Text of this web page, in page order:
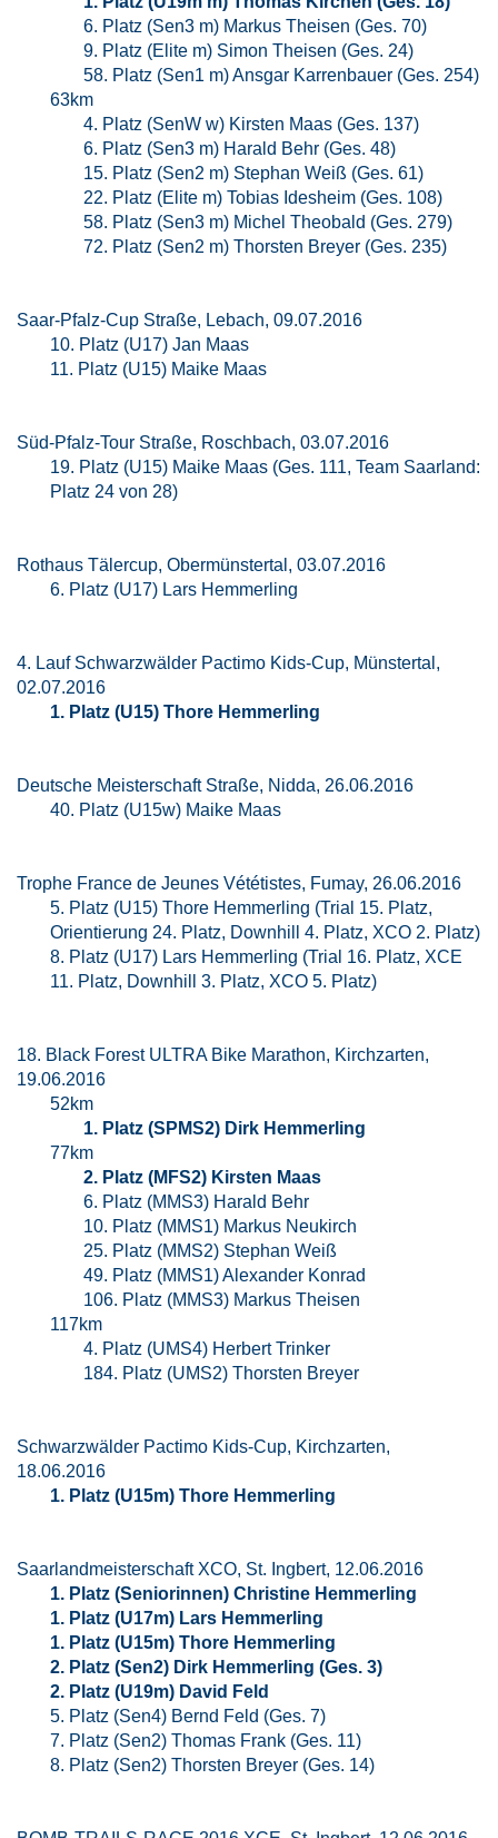
6. Platz (Sen3 m) Markus Theisen (Ges. 70)
9. Platz (Elite m) Simon Theisen (Ges. 24)
58. Platz (Sen1 m) Ansgar Karrenbauer (Ges. 254)
63km
4. Platz (SenW w) Kirsten Maas (Ges. 137)
6. Platz (Sen3 m) Harald Behr (Ges. 48)
15. Platz (Sen2 m) Stephan Weiß (Ges. 61)
22. Platz (Elite m) Tobias Idesheim (Ges. 108)
58. Platz (Sen3 m) Michel Theobald (Ges. 279)
72. Platz (Sen2 m) Thorsten Breyer (Ges. 235)
Saar-Pfalz-Cup Straße, Lebach, 09.07.2016
10. Platz (U17) Jan Maas
11. Platz (U15) Maike Maas
Süd-Pfalz-Tour Straße, Roschbach, 03.07.2016
19. Platz (U15) Maike Maas (Ges. 111, Team Saarland:
Platz 24 von 28)
Rothaus Tälercup, Obermünstertal, 03.07.2016
6. Platz (U17) Lars Hemmerling
4. Lauf Schwarzwälder Pactimo Kids-Cup, Münstertal,
02.07.2016
1. Platz (U15) Thore Hemmerling
Deutsche Meisterschaft Straße, Nidda, 26.06.2016
40. Platz (U15w) Maike Maas
Trophe France de Jeunes Vététistes, Fumay, 26.06.2016
5. Platz (U15) Thore Hemmerling (Trial 15. Platz,
Orientierung 24. Platz, Downhill 4. Platz, XCO 2. Platz)
8. Platz (U17) Lars Hemmerling (Trial 16. Platz, XCE
11. Platz, Downhill 3. Platz, XCO 5. Platz)
18. Black Forest ULTRA Bike Marathon, Kirchzarten,
19.06.2016
52km
1. Platz (SPMS2) Dirk Hemmerling
77km
2. Platz (MFS2) Kirsten Maas
6. Platz (MMS3) Harald Behr
10. Platz (MMS1) Markus Neukirch
25. Platz (MMS2) Stephan Weiß
49. Platz (MMS1) Alexander Konrad
106. Platz (MMS3) Markus Theisen
117km
4. Platz (UMS4) Herbert Trinker
184. Platz (UMS2) Thorsten Breyer
Schwarzwälder Pactimo Kids-Cup, Kirchzarten,
18.06.2016
1. Platz (U15m) Thore Hemmerling
Saarlandmeisterschaft XCO, St. Ingbert, 12.06.2016
1. Platz (Seniorinnen) Christine Hemmerling
1. Platz (U17m) Lars Hemmerling
1. Platz (U15m) Thore Hemmerling
2. Platz (Sen2) Dirk Hemmerling (Ges. 3)
2. Platz (U19m) David Feld
5. Platz (Sen4) Bernd Feld (Ges. 7)
7. Platz (Sen2) Thomas Frank (Ges. 11)
8. Platz (Sen2) Thorsten Breyer (Ges. 14)